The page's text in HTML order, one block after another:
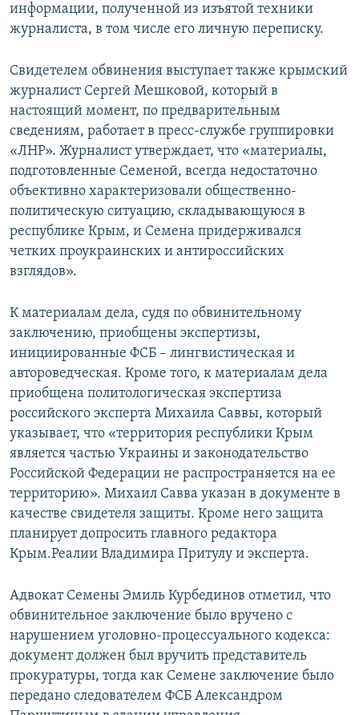
информации, полученной из изъятой техники
журналиста, в том числе его личную переписку.
Свидетелем обвинения выступает также крымский
журналист Сергей Мешковой, который в
настоящий момент, по предварительным
сведениям, работает в пресс-службе группировки
«ЛНР». Журналист утверждает, что «материалы,
подготовленные Семеной, всегда недостаточно
объективно характеризовали общественно-
политическую ситуацию, складывающуюся в
республике Крым, и Семена придерживался
четких проукраинских и антироссийских
взглядов».
К материалам дела, судя по обвинительному
заключению, приобщены экспертизы,
инициированные ФСБ – лингвистическая и
автороведческая. Кроме того, к материалам дела
приобщена политологическая экспертиза
российского эксперта Михаила Саввы, который
указывает, что «территория республики Крым
является частью Украины и законодательство
Российской Федерации не распространяется на ее
территорию». Михаил Савва указан в документе в
качестве свидетеля защиты. Кроме него защита
планирует допросить главного редактора
Крым.Реалии Владимира Притулу и эксперта.
Адвокат Семены Эмиль Курбединов отметил, что
обвинительное заключение было вручено с
нарушением уголовно-процессуального кодекса:
документ должен был вручить представитель
прокуратуры, тогда как Семене заключение было
передано следователем ФСБ Александром